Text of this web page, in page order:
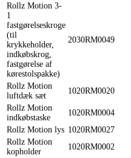
Rollz Motion 3-
1
fastgørelseskroge
(til
krykkeholder,
indkøbskrog,
fastgørelse af
kørestolspakke)
2030RM0049
Rollz Motion
luftdæk sæt
1020RM0020
Rollz Motion
indkøbstaske
1020RM0004
Rollz Motion lys 1020RM0027
Rollz Motion
kopholder
1020RM0002